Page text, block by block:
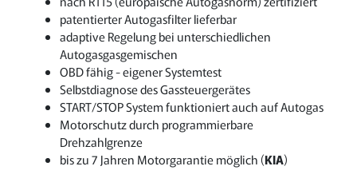
patentierter Autogasfilter lieferbar
adaptive Regelung bei unterschiedlichen
Autogasgasgemischen
OBD fähig - eigener Systemtest
Selbstdiagnose des Gassteuergerätes
START/STOP System funktioniert auch auf Autogas
Motorschutz durch programmierbare
Drehzahlgrenze
bis zu 7 Jahren Motorgarantie möglich (KIA)